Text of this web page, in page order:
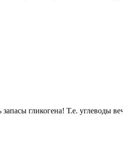
гликогена! Т.е. углеводы